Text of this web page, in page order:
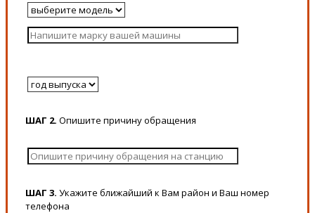
ШАГ 2. Опишите причину обращения
ШАГ 3. Укажите ближайший к Вам район и Ваш номер
телефона